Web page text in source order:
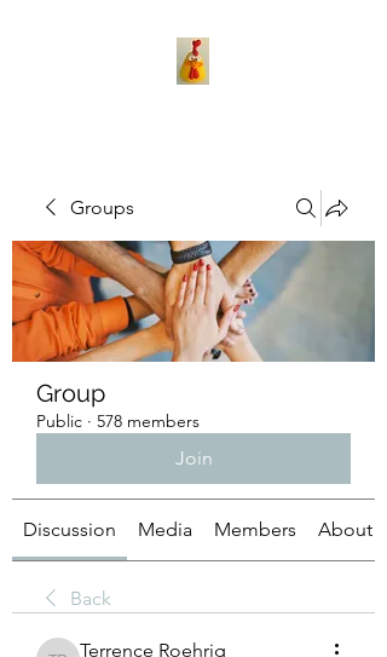
Groups
Group
Public · 578 members
Join
Discussion Media Members About
Back
Terrence Roehrig